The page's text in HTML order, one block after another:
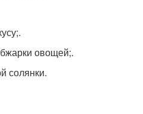
овощей;.
солянки.